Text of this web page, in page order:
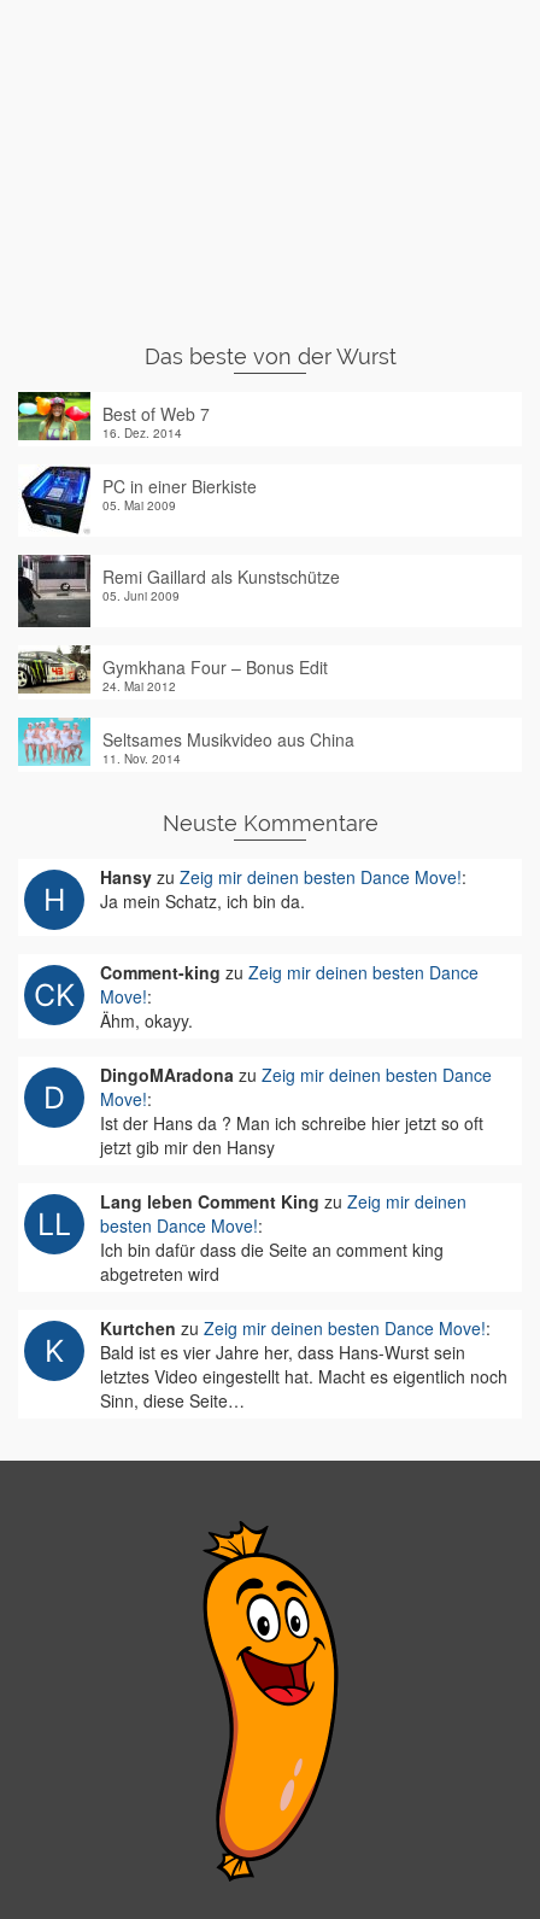
Das beste von der Wurst
Best of Web 7
16. Dez. 2014
PC in einer Bierkiste
05. Mai 2009
Remi Gaillard als Kunstschütze
05. Juni 2009
Gymkhana Four – Bonus Edit
24. Mai 2012
Seltsames Musikvideo aus China
11. Nov. 2014
Neuste Kommentare
Hansy zu Zeig mir deinen besten Dance Move!:
Ja mein Schatz, ich bin da.
Comment-king zu Zeig mir deinen besten Dance
Move!:
Ähm, okayy.
DingoMAradona zu Zeig mir deinen besten Dance
Move!:
Ist der Hans da ? Man ich schreibe hier jetzt so oft
jetzt gib mir den Hansy
Lang leben Comment King zu Zeig mir deinen
besten Dance Move!:
Ich bin dafür dass die Seite an comment king
abgetreten wird
Kurtchen zu Zeig mir deinen besten Dance Move!:
Bald ist es vier Jahre her, dass Hans-Wurst sein
letztes Video eingestellt hat. Macht es eigentlich noch
Sinn, diese Seite…